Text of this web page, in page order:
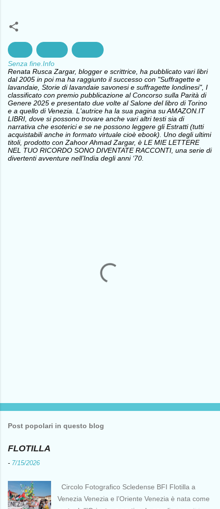
Senza fine.Info
Renata Rusca Zargar, blogger e scrittrice, ha pubblicato vari libri
dal 2005 in poi ma ha raggiunto il successo con "Suffragette e
lavandaie, Storie di lavandaie savonesi e suffragette londinesi", I
classificato con premio pubblicazione al Concorso sulla Parità di
Genere 2025 e presentato due volte al Salone del libro di Torino
e a quello di Venezia. L'autrice ha la sua pagina su AMAZON.IT
LIBRI, dove si possono trovare anche vari altri testi sia di
narrativa che esoterici e se ne possono leggere gli Estratti (tutti
acquistabili anche in formato virtuale cioè ebook). Uno degli ultimi
titoli, prodotto con Zahoor Ahmad Zargar, è LE MIE LETTERE
NEL TUO RICORDO SONO DIVENTATE RACCONTI, una serie di
divertenti avventure nell’India degli anni ‘70.
Post popolari in questo blog
FLOTILLA
- 7/15/2026
Circolo Fotografico Scledense BFI Flotilla a
Venezia Venezia e l’Oriente Venezia è nata come